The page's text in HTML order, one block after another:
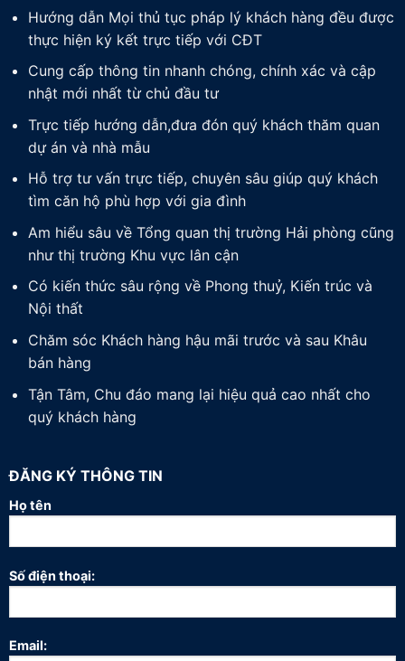
Hướng dẫn Mọi thủ tục pháp lý khách hàng đều được
thực hiện ký kết trực tiếp với CĐT
Cung cấp thông tin nhanh chóng, chính xác và cập
nhật mới nhất từ chủ đầu tư
Trực tiếp hướng dẫn,đưa đón quý khách thăm quan
dự án và nhà mẫu
Hỗ trợ tư vấn trực tiếp, chuyên sâu giúp quý khách
tìm căn hộ phù hợp với gia đình
Am hiểu sâu về Tổng quan thị trường Hải phòng cũng
như thị trường Khu vực lân cận
Có kiến thức sâu rộng về Phong thuỷ, Kiến trúc và
Nội thất
Chăm sóc Khách hàng hậu mãi trước và sau Khâu
bán hàng
Tận Tâm, Chu đáo mang lại hiệu quả cao nhất cho
quý khách hàng
ĐĂNG KÝ THÔNG TIN
Họ tên
Số điện thoại:
Email: